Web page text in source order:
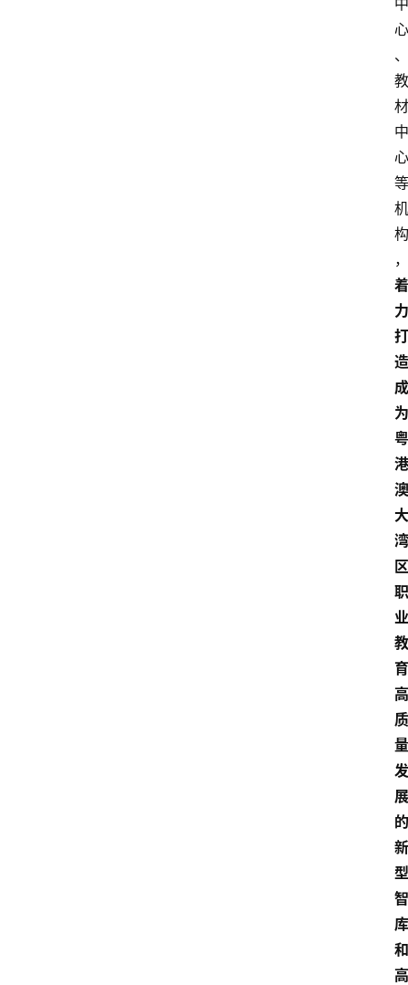
中
心
、
教
材
中
心
等
机
构
，
着
力
打
造
成
为
粤
港
澳
大
湾
区
职
业
教
育
高
质
量
发
展
的
新
型
智
库
和
高